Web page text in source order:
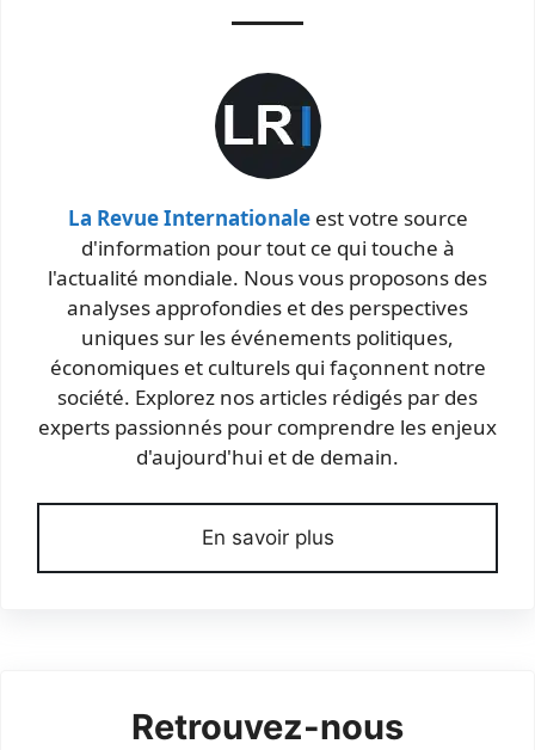
La Revue Internationaleest votre source
d'information pour tout ce qui touche à
l'actualité mondiale. Nous vous proposons des
analyses approfondies et des perspectives
uniques sur les événements politiques,
économiques et culturels qui façonnent notre
société. Explorez nos articles rédigés par des
experts passionnés pour comprendre les enjeux
d'aujourd'hui et de demain.
En savoir plus
Retrouvez-nous